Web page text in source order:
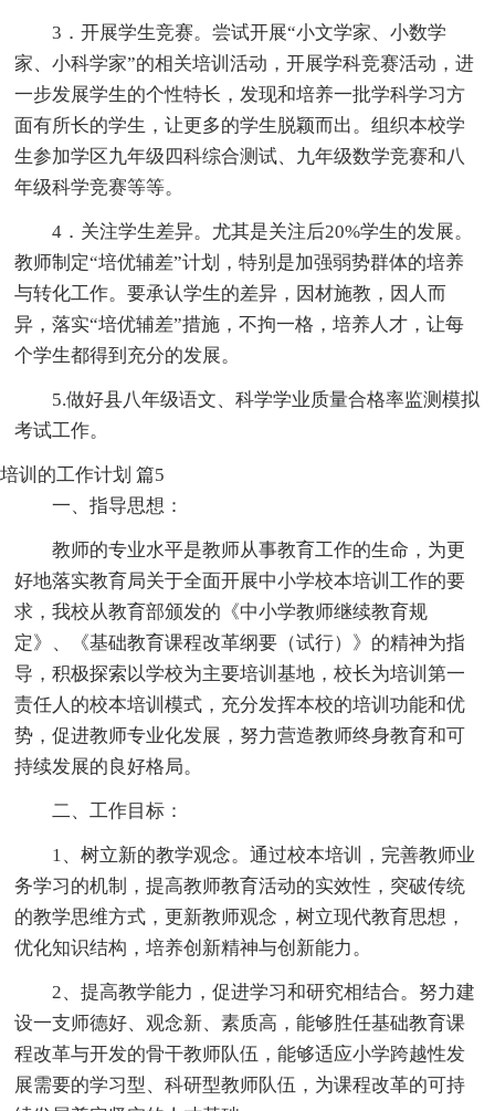
3．开展学生竞赛。尝试开展“小文学家、小数学
家、小科学家”的相关培训活动，开展学科竞赛活动，进
一步发展学生的个性特长，发现和培养一批学科学习方
面有所长的学生，让更多的学生脱颖而出。组织本校学
生参加学区九年级四科综合测试、九年级数学竞赛和八
年级科学竞赛等等。
4．关注学生差异。尤其是关注后20%学生的发展。
教师制定“培优辅差”计划，特别是加强弱势群体的培养
与转化工作。要承认学生的差异，因材施教，因人而
异，落实“培优辅差”措施，不拘一格，培养人才，让每
个学生都得到充分的发展。
5.做好县八年级语文、科学学业质量合格率监测模拟
考试工作。
培训的工作计划 篇5
一、指导思想：
教师的专业水平是教师从事教育工作的生命，为更
好地落实教育局关于全面开展中小学校本培训工作的要
求，我校从教育部颁发的《中小学教师继续教育规
定》、《基础教育课程改革纲要（试行）》的精神为指
导，积极探索以学校为主要培训基地，校长为培训第一
责任人的校本培训模式，充分发挥本校的培训功能和优
势，促进教师专业化发展，努力营造教师终身教育和可
持续发展的良好格局。
二、工作目标：
1、树立新的教学观念。通过校本培训，完善教师业
务学习的机制，提高教师教育活动的实效性，突破传统
的教学思维方式，更新教师观念，树立现代教育思想，
优化知识结构，培养创新精神与创新能力。
2、提高教学能力，促进学习和研究相结合。努力建
设一支师德好、观念新、素质高，能够胜任基础教育课
程改革与开发的骨干教师队伍，能够适应小学跨越性发
展需要的学习型、科研型教师队伍，为课程改革的可持